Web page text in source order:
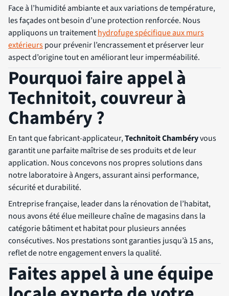
Face à l’humidité ambiante et aux variations de température,
les façades ont besoin d’une protection renforcée. Nous
appliquons un traitementhydrofuge spécifique aux murs
extérieurspour prévenir l’encrassement et préserver leur
aspect d’origine tout en améliorant leur imperméabilité.
Pourquoi faire appel à
Technitoit, couvreur à
Chambéry ?
En tant que fabricant-applicateur,Technitoit Chambéryvous
garantit une parfaite maîtrise de ses produits et de leur
application. Nous concevons nos propres solutions dans
notre laboratoire à Angers, assurant ainsi performance,
sécurité et durabilité.
Entreprise française, leader dans la rénovation de l’habitat,
nous avons été élue meilleure chaîne de magasins dans la
catégorie bâtiment et habitat pour plusieurs années
consécutives. Nos prestations sont garanties jusqu’à 15 ans,
reflet de notre engagement envers la qualité.
Faites appel à une équipe